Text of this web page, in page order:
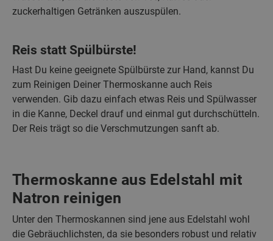
zuckerhaltigen Getränken auszuspülen.
Reis statt Spülbürste!
Hast Du keine geeignete Spülbürste zur Hand, kannst Du
zum Reinigen Deiner Thermoskanne auch Reis
verwenden. Gib dazu einfach etwas Reis und Spülwasser
in die Kanne, Deckel drauf und einmal gut durchschütteln.
Der Reis trägt so die Verschmutzungen sanft ab.
Thermoskanne aus Edelstahl mit
Natron reinigen
Unter den Thermoskannen sind jene aus Edelstahl wohl
die Gebräuchlichsten, da sie besonders robust und relativ